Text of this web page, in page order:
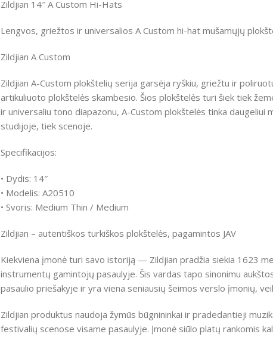
Zildjian 14″ A Custom Hi-Hats
Lengvos, griežtos ir universalios A Custom hi-hat mušamųjų
Zildjian A Custom
Zildjian A-Custom plokštelių serija garsėja ryškiu, griežtu ir
artikuliuoto plokštelės skambesio. Šios plokštelės turi šiek tiek
ir universaliu tono diapazonu, A-Custom plokštelės tinka
studijoje, tiek scenoje.
Specifikacijos:
• Dydis: 14″
• Modelis: A20510
• Svoris: Medium Thin / Medium
Zildjian – autentiškos turkiškos plokštelės, pagamintos JAV
Kiekviena įmonė turi savo istoriją — Zildjian pradžia siekia 1623
instrumentų gamintojų pasaulyje. Šis vardas tapo sinonimu
pasaulio priešakyje ir yra viena seniausių šeimos verslo įmonių,
Zildjian produktus naudoja žymūs būgnininkai ir pradedantieji
festivalių scenose visame pasaulyje. Įmonė siūlo platų rankomis